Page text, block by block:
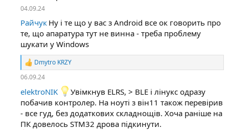
04.09.24
Райчук Ну і те що у вас з Android все ок говорить про
те, що апаратура тут не винна - треба проблему
шукати у Windows
Р
е
а
к
і
:
Dmytro KRZY
06.09.24
elektroNIK
Увімкнув ELRS, > BLE і лінукс одразу
побачив контролер. На ноуті з він11 також перевірив
- все гуд, без додаткових складнощів. Хоча раніше на
ПК довелось STM32 дрова підкинути.